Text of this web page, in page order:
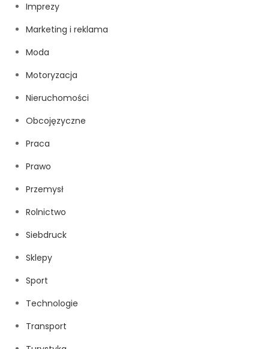
Imprezy
Marketing i reklama
Moda
Motoryzacja
Nieruchomości
Obcojęzyczne
Praca
Prawo
Przemysł
Rolnictwo
Siebdruck
Sklepy
Sport
Technologie
Transport